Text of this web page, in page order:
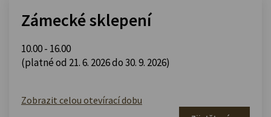
Zámecké sklepení
10.00 - 16.00
(platné od 21. 6. 2026 do 30. 9. 2026)
Zobrazit celou otevírací dobu